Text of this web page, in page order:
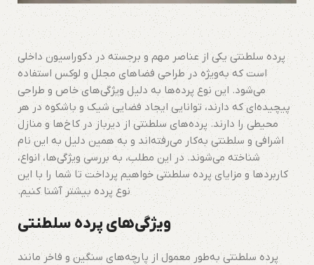
پرده سلطنتی یکی از عناصر مهم و برجسته در دکوراسیون داخلی
است که به‌ویژه در طراحی فضاهای مجلل و لوکس استفاده
می‌شود. این نوع پرده‌ها به دلیل ویژگی‌های خاص و طراحی
پیچیده‌ای که دارند، توانایی ایجاد فضایی شیک و باشکوه در هر
محیطی را دارند. پرده‌های سلطنتی از دیرباز در کاخ‌ها و منازل
اشرافی و سلطنتی به‌کار می‌رفته‌اند و به همین دلیل به این نام
شناخته می‌شوند. در این مطلب، به بررسی ویژگی‌ها، انواع،
کاربردها و مزایای پرده سلطنتی خواهیم پرداخت تا شما را با این
نوع پرده بیشتر آشنا کنیم.
ویژگی‌های پرده سلطنتی
پرده سلطنتی به‌طور معمول از پارچه‌های سنگین و فاخر مانند